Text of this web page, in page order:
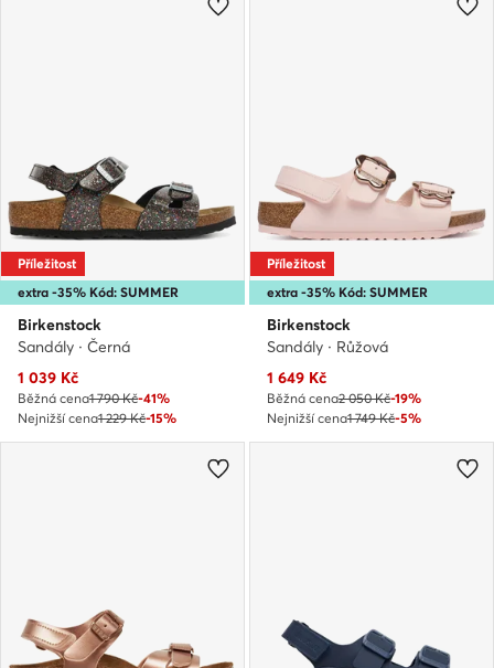
extra -35% Kód: SUMMER
Příležitost
Birkenstock
Sandály · Černá
Aktuální cena
1 039 Kč
Běžná cena1 790 Kč-41%
Nejnižší cena1 229 Kč-15%
extra -35% Kód: SUMMER
Příležitost
Birkenstock
Sandály · Růžová
Aktuální cena
1 649 Kč
Běžná cena2 050 Kč-19%
Nejnižší cena1 749 Kč-5%